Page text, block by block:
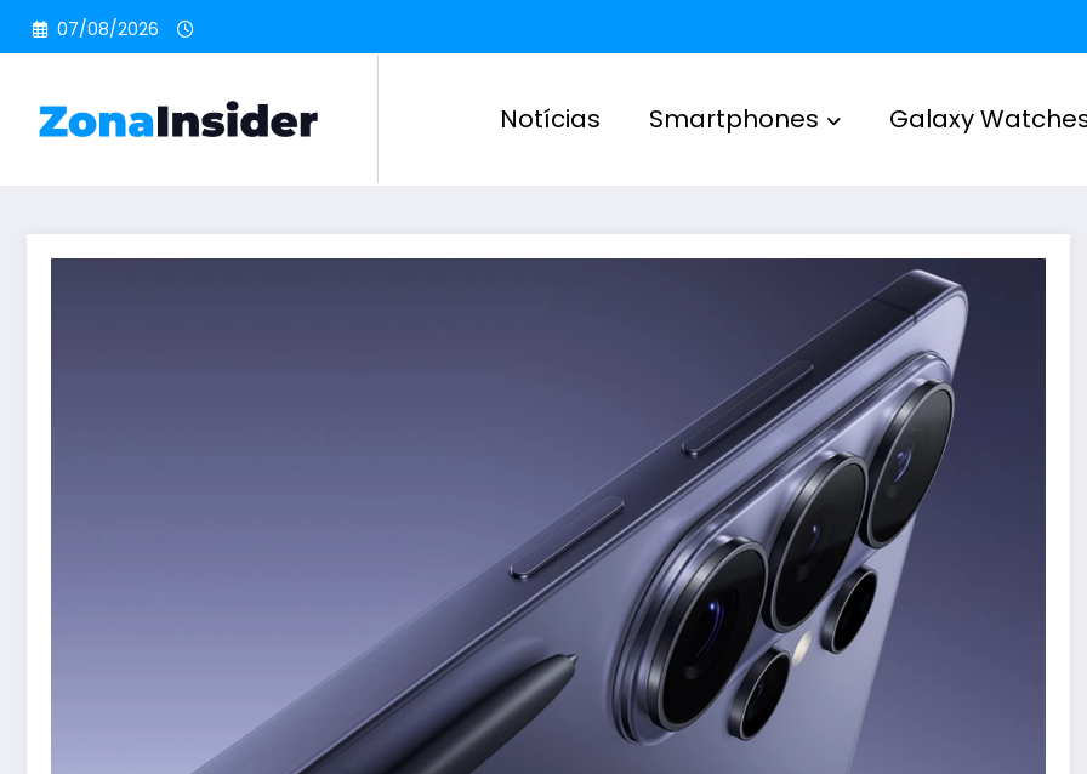
Pular
para
conteúdo
07/08/2026
Notícias Smartphones Galaxy